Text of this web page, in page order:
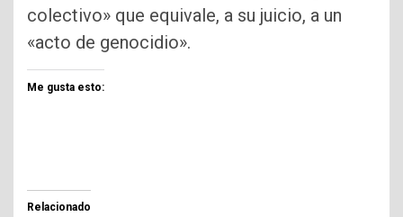
colectivo» que equivale, a su juicio, a un
«acto de genocidio».
Me gusta esto:
Relacionado